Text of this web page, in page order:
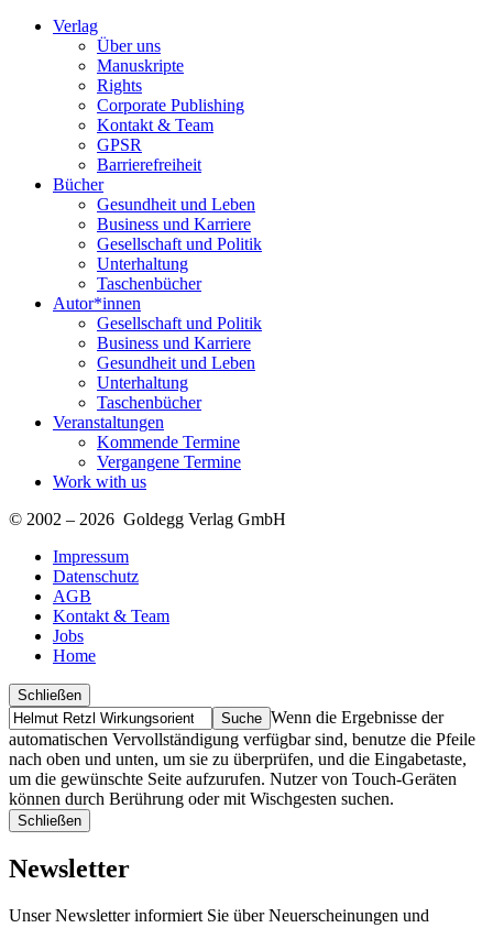
Verlag
Über uns
Manuskripte
Rights
Corporate Publishing
Kontakt & Team
GPSR
Barrierefreiheit
Bücher
Gesundheit und Leben
Business und Karriere
Gesellschaft und Politik
Unterhaltung
Taschenbücher
Autor*innen
Gesellschaft und Politik
Business und Karriere
Gesundheit und Leben
Unterhaltung
Taschenbücher
Veranstaltungen
Kommende Termine
Vergangene Termine
Work with us
© 2002 – 2026 Goldegg Verlag GmbH
Impressum
Datenschutz
AGB
Kontakt & Team
Jobs
Home
Schließen
Suche
Finde
…
Wenn die Ergebnisse der
automatischen Vervollständigung verfügbar sind, benutze die Pfeile
nach oben und unten, um sie zu überprüfen, und die Eingabetaste,
um die gewünschte Seite aufzurufen. Nutzer von Touch-Geräten
können durch Berührung oder mit Wischgesten suchen.
Schließen
Newsletter
Unser Newsletter informiert Sie über Neuerscheinungen und